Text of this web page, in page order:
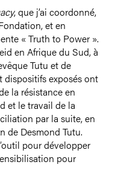
, que j’ai coordonné,
et en
« Truth to Power ».
en Afrique du Sud, à
Tutu et de
dispositifs exposés ont
la résistance en
et le travail de la
par la suite, en
de Desmond Tutu.
pour développer
pour